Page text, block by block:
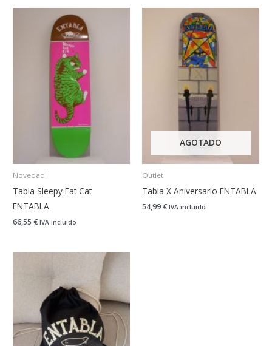
Novedad
Tabla Sleepy Fat Cat
ENTABLA
66,55€ IVA incluido
AGOTADO
Outlet
Tabla X Aniversario ENTABLA
54,99€ IVA incluido